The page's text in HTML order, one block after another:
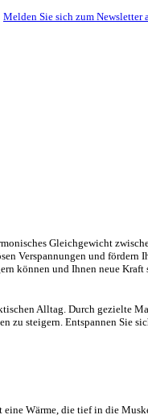
Melden Sie sich zum Newsletter
Gleichgewicht
Verspannungen und fördern
können und Ihnen neue
Alltag. Durch gezielte
zu steigern. Entspannen Sie
Wärme, die tief in die